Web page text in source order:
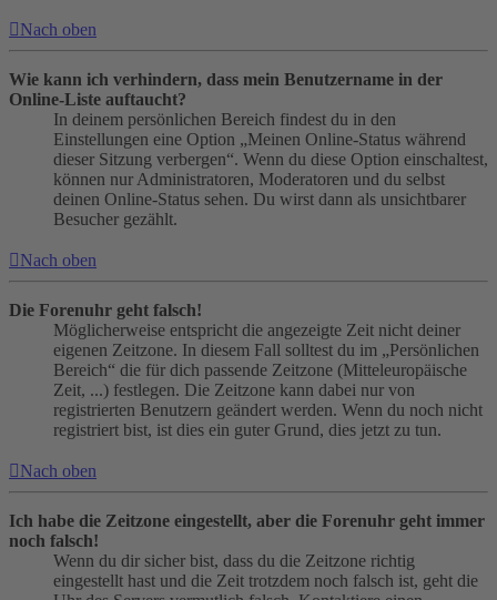
Nach oben
Wie kann ich verhindern, dass mein Benutzername in der
Online-Liste auftaucht?
In deinem persönlichen Bereich findest du in den
Einstellungen eine Option „Meinen Online-Status während
dieser Sitzung verbergen“. Wenn du diese Option einschaltest,
können nur Administratoren, Moderatoren und du selbst
deinen Online-Status sehen. Du wirst dann als unsichtbarer
Besucher gezählt.
Nach oben
Die Forenuhr geht falsch!
Möglicherweise entspricht die angezeigte Zeit nicht deiner
eigenen Zeitzone. In diesem Fall solltest du im „Persönlichen
Bereich“ die für dich passende Zeitzone (Mitteleuropäische
Zeit, ...) festlegen. Die Zeitzone kann dabei nur von
registrierten Benutzern geändert werden. Wenn du noch nicht
registriert bist, ist dies ein guter Grund, dies jetzt zu tun.
Nach oben
Ich habe die Zeitzone eingestellt, aber die Forenuhr geht immer
noch falsch!
Wenn du dir sicher bist, dass du die Zeitzone richtig
eingestellt hast und die Zeit trotzdem noch falsch ist, geht die